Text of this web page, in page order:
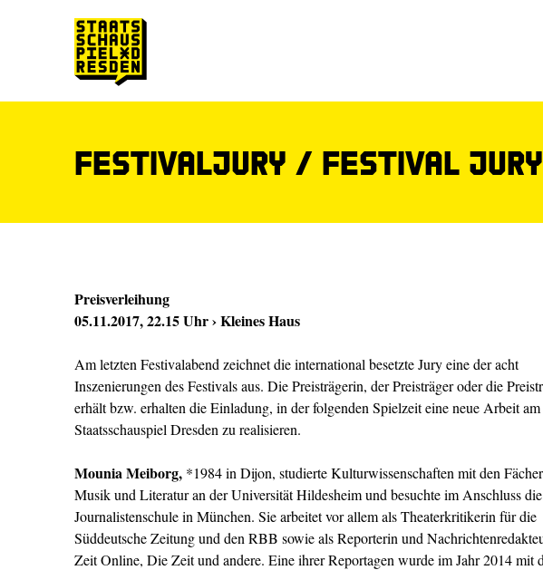
FESTIVALJURY / FESTIVAL JURY
Preisverleihung
05.11.2017, 22.15 Uhr › Kleines Haus
Am letzten Festivalabend zeichnet die international besetzte Jury eine der acht
Inszenierungen des Festivals aus. Die Preisträgerin, der Preisträger oder die
erhält bzw. erhalten die Einladung, in der folgenden Spielzeit eine neue Arbeit am
Staatsschauspiel Dresden zu realisieren.
Mounia Meiborg, *1984 in Dijon, studierte Kulturwissenschaften mit den
Musik und Literatur an der Universität Hildesheim und besuchte im Anschluss
Journalistenschule in München. Sie arbeitet vor allem als Theaterkritikerin für die
Süddeutsche Zeitung und den RBB sowie als Reporterin und
Zeit Online, Die Zeit und andere. Eine ihrer Reportagen wurde im Jahr 2014 mit